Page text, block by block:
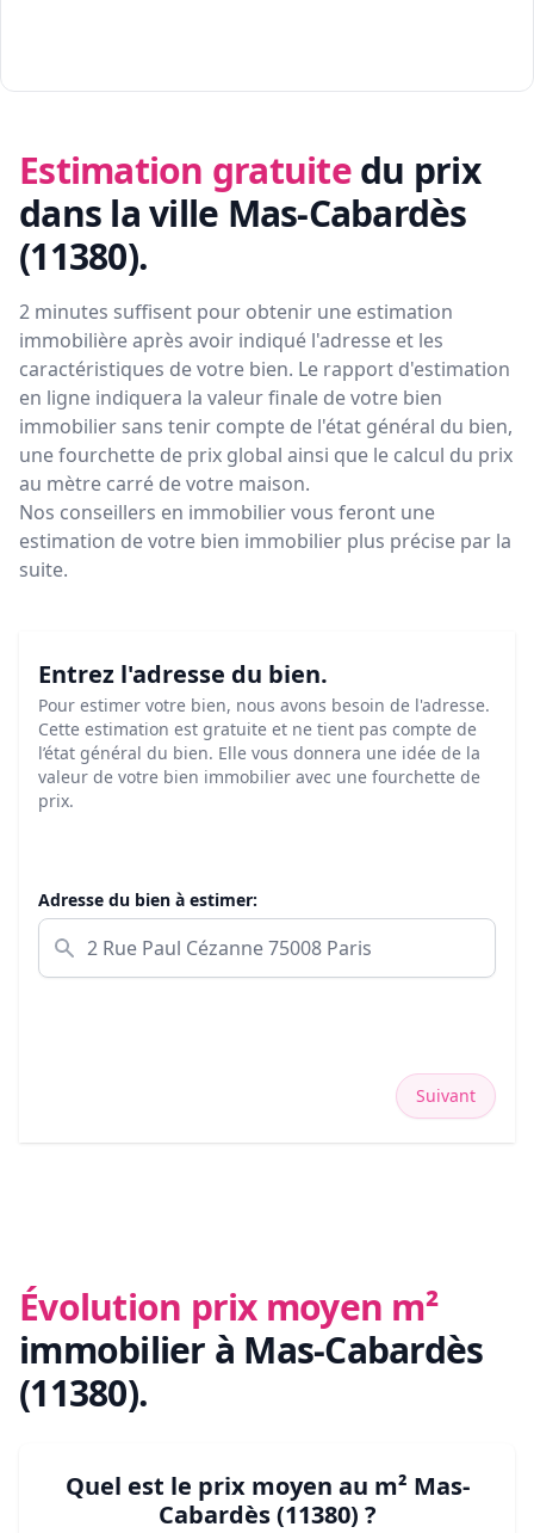
Estimation gratuite du prix
dans la ville Mas-Cabardès
(11380).
2 minutes suffisent pour obtenir une estimation
immobilière après avoir indiqué l'adresse et les
caractéristiques de votre bien. Le rapport d'estimation
en ligne indiquera la valeur finale de votre bien
immobilier sans tenir compte de l'état général du bien,
une fourchette de prix global ainsi que le calcul du prix
au mètre carré de votre maison.
Nos conseillers en immobilier vous feront une
estimation de votre bien immobilier plus précise par la
suite.
Entrez l'adresse du bien.
Pour estimer votre bien, nous avons besoin de l'adresse.
Cette estimation est gratuite et ne tient pas compte de
l’état général du bien. Elle vous donnera une idée de la
valeur de votre bien immobilier avec une fourchette de
prix.
Adresse du bien à estimer:
Suivant
Évolution prix moyen m²
immobilier à Mas-Cabardès
(11380).
Quel est le prix moyen au m² Mas-
Cabardès (11380) ?